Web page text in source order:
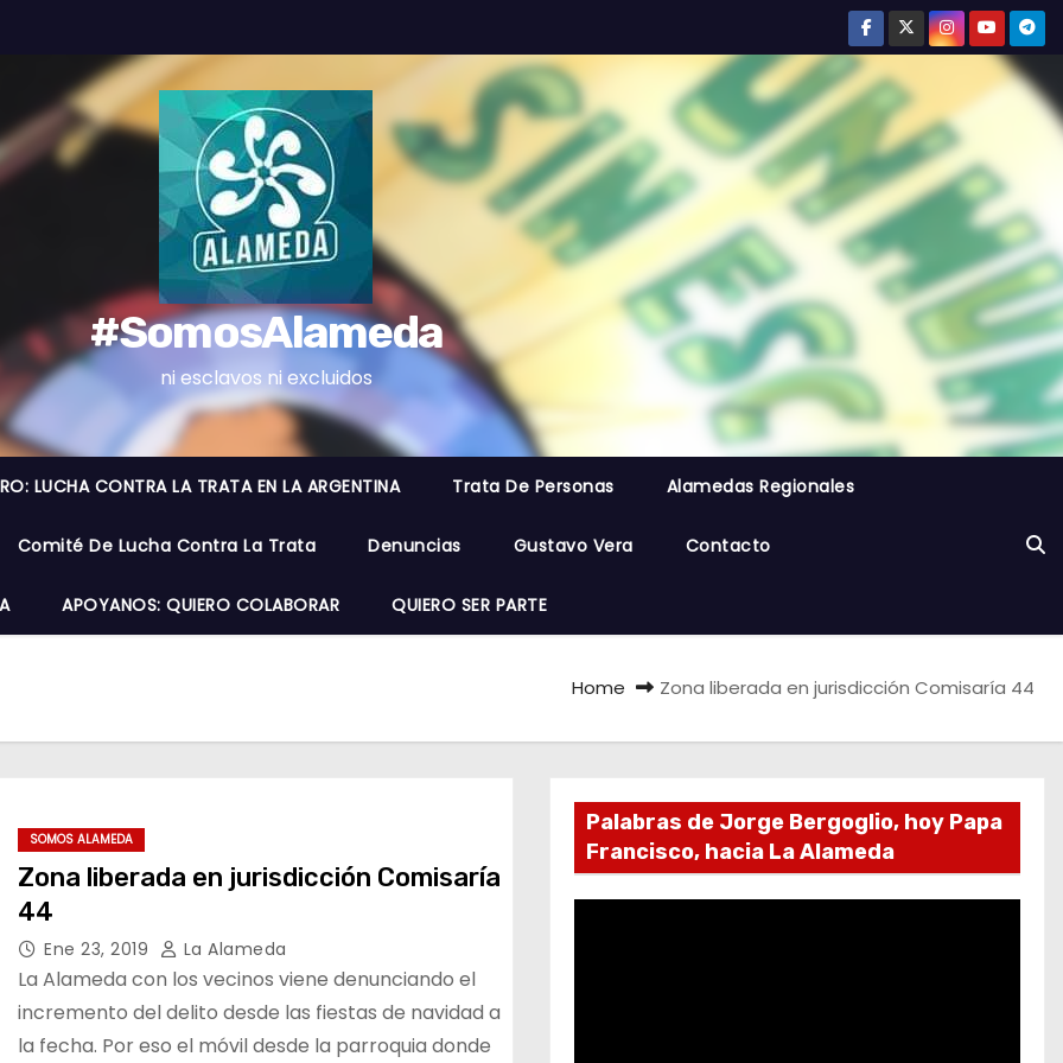
#SomosAlameda
ni esclavos ni excluidos
LUCHA CONTRA LA TRATA EN LA ARGENTINA Trata De Personas Alamedas Regionales
Comité De Lucha Contra La Trata Denuncias Gustavo Vera Contacto
APOYANOS: QUIERO COLABORAR QUIERO SER PARTE
Home Zona liberada en jurisdicción Comisaría 44
SOMOS ALAMEDA
Zona liberada en jurisdicción Comisaría
44
Ene 23, 2019 La Alameda
La Alameda con los vecinos viene denunciando el
incremento del delito desde las fiestas de navidad a
la fecha. Por eso el móvil desde la parroquia donde
Palabras de Jorge Bergoglio, hoy Papa
Francisco, hacia La Alameda